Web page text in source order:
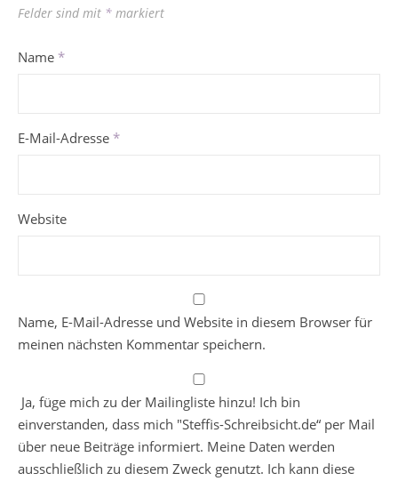
Felder sind mit * markiert
Name *
E-Mail-Adresse *
Website
Name, E-Mail-Adresse und Website in diesem Browser für
meinen nächsten Kommentar speichern.
Ja, füge mich zu der Mailingliste hinzu! Ich bin
einverstanden, dass mich "Steffis-Schreibsicht.de“ per Mail
über neue Beiträge informiert. Meine Daten werden
ausschließlich zu diesem Zweck genutzt. Ich kann diese